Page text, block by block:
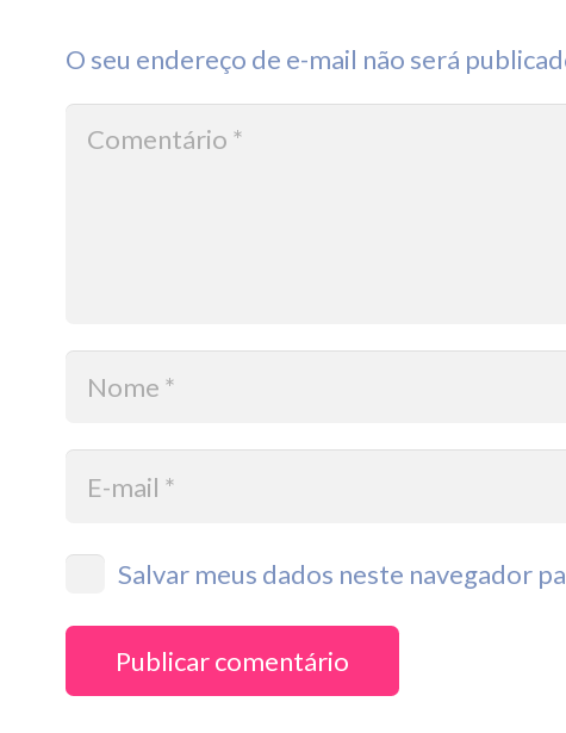
O seu endereço de e-mail não será
Salvar meus dados neste navegador
Publicar comentário